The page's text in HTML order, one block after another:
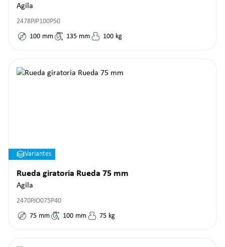
Agila
2478PJP100P50
100 mm 135 mm 100 kg
Variantes
Rueda giratoria Rueda 75 mm
Agila
2470PJO075P40
75 mm 100 mm 75 kg